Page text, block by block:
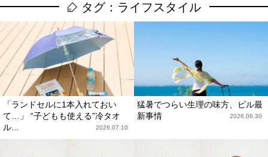
タグ：ライフスタイル
「ランドセルに1本入れておい
て…」 “子どもも使える”冷タオ
ル...
2026.07.10
猛暑でつらい生理の味方、ピル最
新事情
2026.06.30